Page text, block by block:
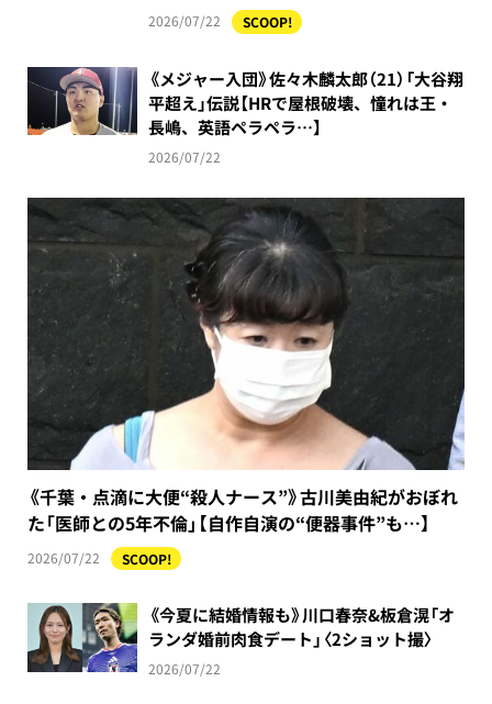
2026/07/22 SCOOP!
《メジャー入団》佐々木麟太郎（21）「大谷翔
平超え」伝説【HRで屋根破壊、憧れは王・
長嶋、英語ペラペラ…】
2026/07/22
《千葉・点滴に大便“殺人ナース”》古川美由紀がおぼれ
た「医師との5年不倫」【自作自演の“便器事件”も…】
2026/07/22 SCOOP!
《今夏に結婚情報も》川口春奈&板倉滉「オ
ランダ婚前肉食デート」〈2ショット撮〉
2026/07/22